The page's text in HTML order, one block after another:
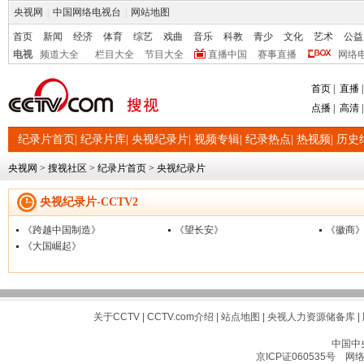
首页 直播
点播
高清
纪录片首页 纪录片库 央视纪录片 视频专辑 纪录热点 热视频 历史
央视网 > 搜视社区 > 纪录片首页 > 央视纪录片
央视纪录片-CCTV2
《跨越中国制造》 《望长安》
《徽商
《大国崛起》
关于CCTV| CCTV.com介绍 站点地图 央视人力资源储备库|
中国中
京ICP证060535号网络